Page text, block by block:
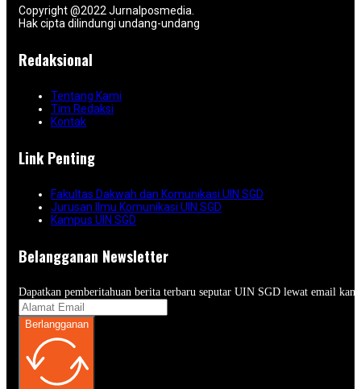
Copyright @2022 Jurnalposmedia.
Hak cipta dilindungi undang-undang
Redaksional
Tentang Kami
Tim Redaksi
Kontak
Link Penting
Fakultas Dakwah dan Komunikasi UIN SGD
Jurusan Ilmu Komunikasi UIN SGD
Kampus UIN SGD
Belangganan Newsletter
Dapatkan pemberitahuan berita terbaru seputar UIN SGD lewat email
Berlangganan